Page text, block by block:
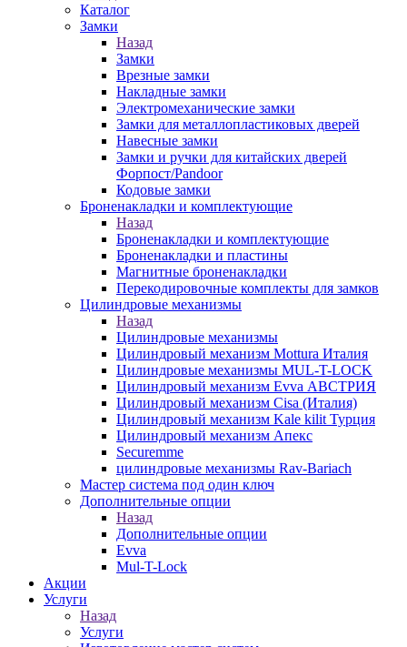
Каталог
Замки
Назад
Замки
Врезные замки
Накладные замки
Электромеханические замки
Замки для металлопластиковых дверей
Навесные замки
Замки и ручки для китайских дверей
Форпост/Раndoor
Кодовые замки
Броненакладки и комплектующие
Назад
Броненакладки и комплектующие
Броненакладки и пластины
Магнитные броненакладки
Перекодировочные комплекты для замков
Цилиндровые механизмы
Назад
Цилиндровые механизмы
Цилиндровый механизм Mottura Италия
Цилиндровые механизмы MUL-T-LOCK
Цилиндровый механизм Evva АВСТРИЯ
Цилиндровый механизм Cisa (Италия)
Цилиндровый механизм Kale kilit Турция
Цилиндровый механизм Апекс
Securemme
цилиндровые механизмы Rav-Bariach
Мастер система под один ключ
Дополнительные опции
Назад
Дополнительные опции
Evva
Mul-T-Lock
Акции
Услуги
Назад
Услуги